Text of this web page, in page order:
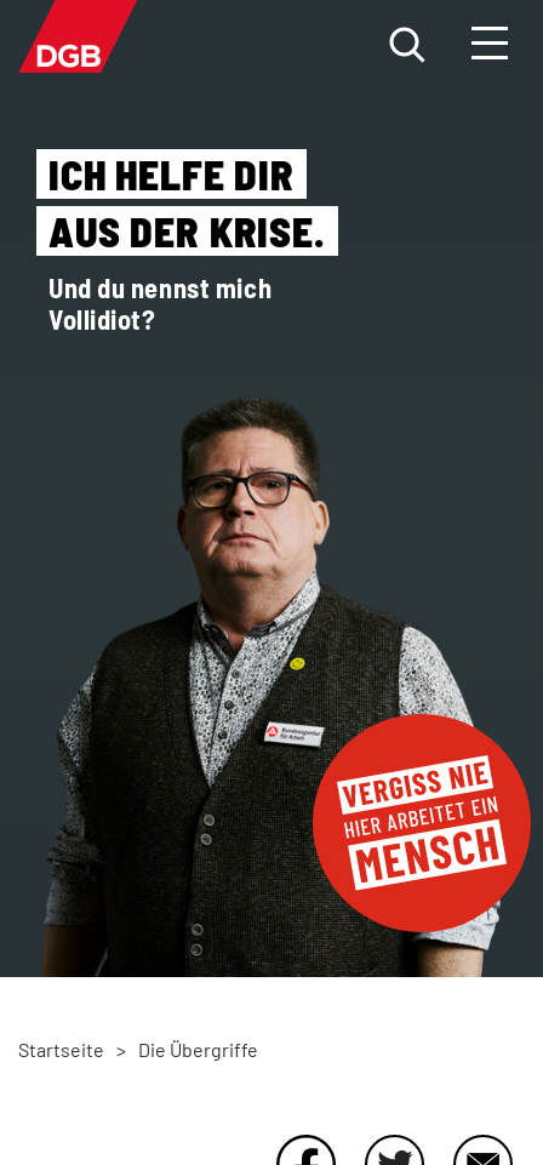
HILFE FÜR BETROFFENE
DAS PROBLEM
DIE FAKTEN
NEWS
MITMACHEN
KONTAKT
ICH HELFE DIR
AUS DER KRISE.
Und du nennst mich
Vollidiot?
Startseite > Die Übergriffe